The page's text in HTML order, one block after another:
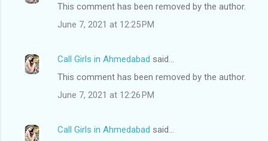
This comment has been removed by the author.
June 7, 2021 at 12:25 PM
Call Girls in Ahmedabad said…
This comment has been removed by the author.
June 7, 2021 at 12:26 PM
Call Girls in Ahmedabad said…